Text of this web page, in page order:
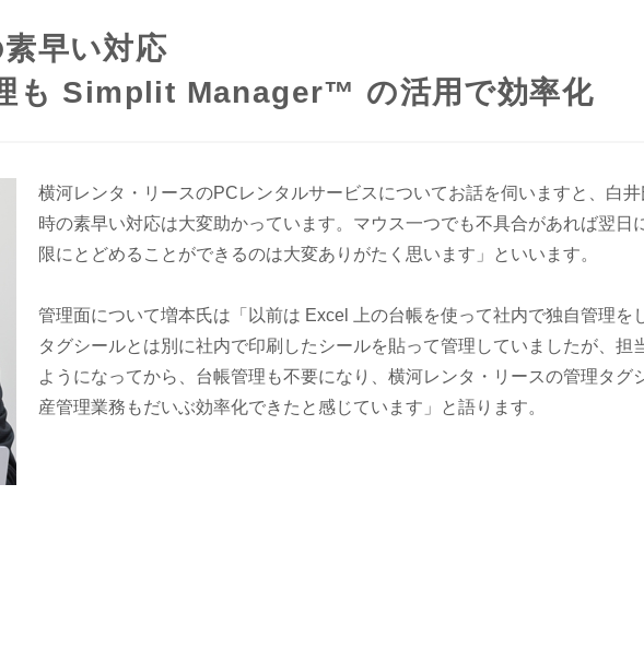
早い対応
も Simplit Manager™ の活用で効率化
横河レンタ・リースのPCレンタルサービスについてお話を伺いますと、白
時の素早い対応は大変助かっています。マウス一つでも不具合があれば翌
限にとどめることができるのは大変ありがたく思います」といいます。
管理面について増本氏は「以前は Excel 上の台帳を使って社内で独自管理
タグシールとは別に社内で印刷したシールを貼って管理していましたが、
ようになってから、台帳管理も不要になり、横河レンタ・リースの管理タ
産管理業務もだいぶ効率化できたと感じています」と語ります。